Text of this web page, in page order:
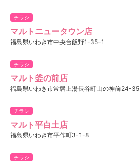
チラシ
マルトニュータウン店
福島県いわき市中央台飯野1-35-1
チラシ
マルト釜の前店
福島県いわき市常磐上湯長谷町山の神前24-35
チラシ
マルト平白土店
福島県いわき市平作町3-1-8
チラシ